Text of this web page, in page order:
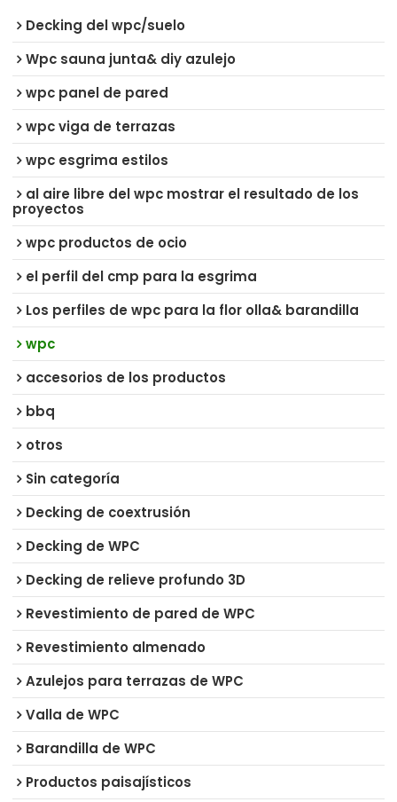
Decking del wpc/suelo
Wpc sauna junta& diy azulejo
wpc panel de pared
wpc viga de terrazas
wpc esgrima estilos
al aire libre del wpc mostrar el resultado de los
proyectos
wpc productos de ocio
el perfil del cmp para la esgrima
Los perfiles de wpc para la flor olla& barandilla
wpc
accesorios de los productos
bbq
otros
Sin categoría
Decking de coextrusión
Decking de WPC
Decking de relieve profundo 3D
Revestimiento de pared de WPC
Revestimiento almenado
Azulejos para terrazas de WPC
Valla de WPC
Barandilla de WPC
Productos paisajísticos